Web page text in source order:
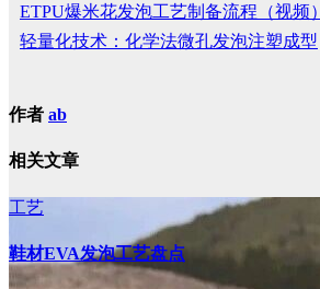
ETPU爆米花发泡工艺制备流程（视频）
轻量化技术：化学法微孔发泡注塑成型
作者 ab
相关文章
工艺
鞋材EVA发泡工艺盘点